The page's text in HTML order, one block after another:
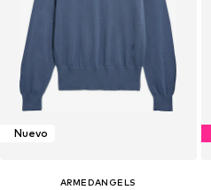
Nuevo
ARMEDANGELS